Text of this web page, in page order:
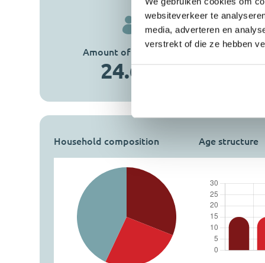
websiteverkeer te
media, adverteren en
verstrekt of die ze hebben
Amount of inhabitants
24.690 9.582
Household composition Age structure